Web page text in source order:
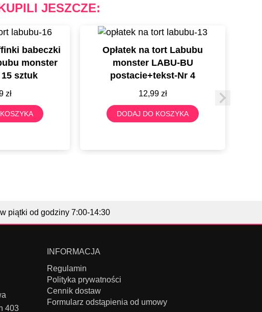
JESZCZE:
babeczki
monster
sztuk
zł
Opłatek na tort Labubu
monster LABU-BU
postacie+tekst-Nr 4
12,99 zł
DODAJ DO KOSZYKA
piątki od godziny 7:00-14:30
403
INFORMACJA
Regulamin
Polityka prywatności
Cennik dostaw
Formularz odstąpienia od umowy